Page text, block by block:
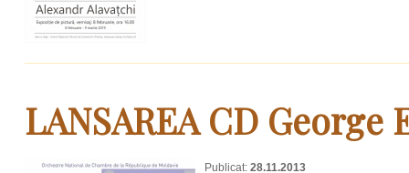
LANSAREA CD
Publicat: 28.11.2013